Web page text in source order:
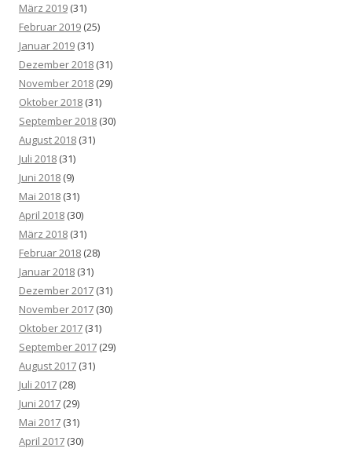
März 2019 (31)
Februar 2019 (25)
Januar 2019 (31)
Dezember 2018 (31)
November 2018 (29)
Oktober 2018 (31)
September 2018 (30)
August 2018 (31)
Juli 2018 (31)
Juni 2018 (9)
Mai 2018 (31)
April 2018 (30)
März 2018 (31)
Februar 2018 (28)
Januar 2018 (31)
Dezember 2017 (31)
November 2017 (30)
Oktober 2017 (31)
September 2017 (29)
August 2017 (31)
Juli 2017 (28)
Juni 2017 (29)
Mai 2017 (31)
April 2017 (30)